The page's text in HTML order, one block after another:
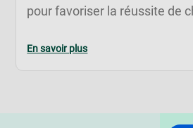
pour favoriser la réussite de
En savoir plus